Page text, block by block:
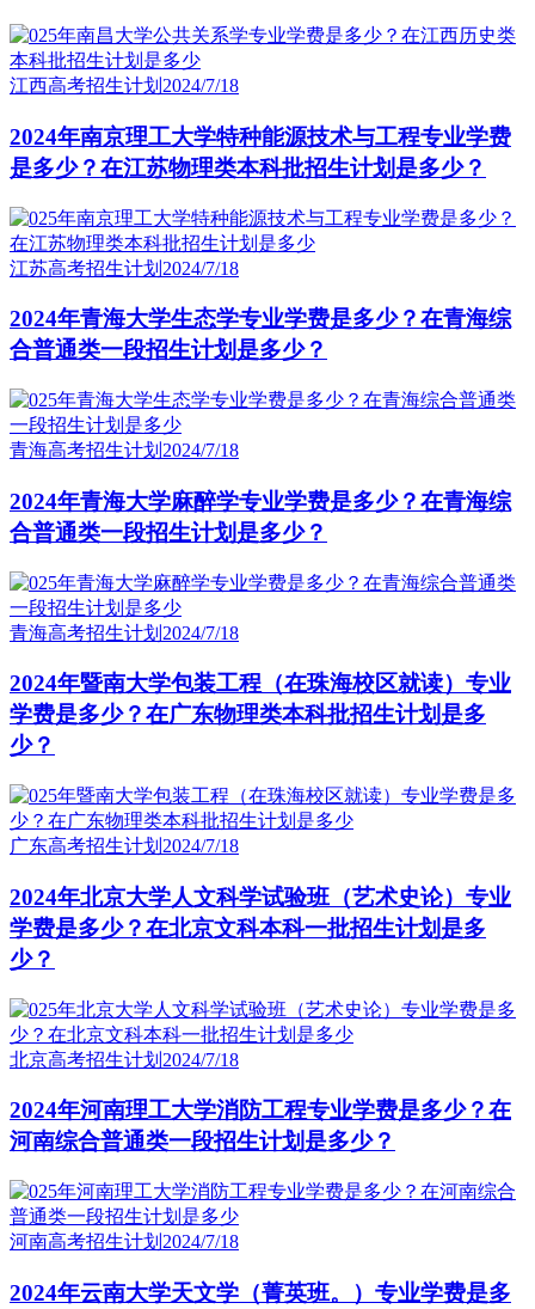
江西高考招生计划 2024/7/18
2024年南京理工大学特种能源技术与工程专业学费
是多少？在江苏物理类本科批招生计划是多少？
江苏高考招生计划 2024/7/18
2024年青海大学生态学专业学费是多少？在青海综
合普通类一段招生计划是多少？
青海高考招生计划 2024/7/18
2024年青海大学麻醉学专业学费是多少？在青海综
合普通类一段招生计划是多少？
青海高考招生计划 2024/7/18
2024年暨南大学包装工程（在珠海校区就读）专业
学费是多少？在广东物理类本科批招生计划是多
少？
广东高考招生计划 2024/7/18
2024年北京大学人文科学试验班（艺术史论）专业
学费是多少？在北京文科本科一批招生计划是多
少？
北京高考招生计划 2024/7/18
2024年河南理工大学消防工程专业学费是多少？在
河南综合普通类一段招生计划是多少？
河南高考招生计划 2024/7/18
2024年云南大学天文学（菁英班。）专业学费是多